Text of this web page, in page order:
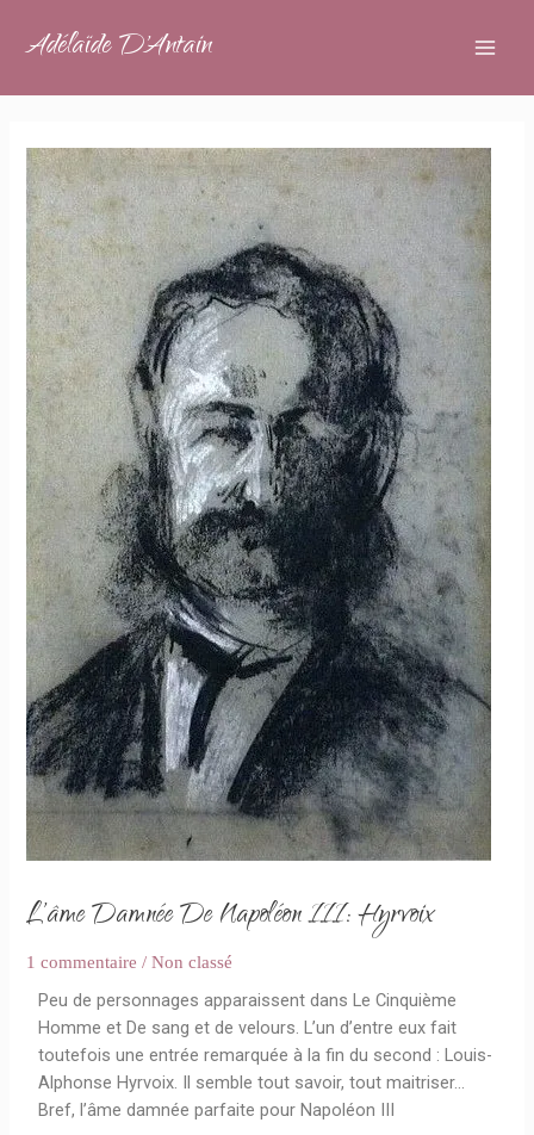
Adélaïde D'Antain
L’âme Damnée De Napoléon III: Hyrvoix
1 commentaire /Non classé
Peu de personnages apparaissent dans Le Cinquième
Homme et De sang et de velours. L’un d’entre eux fait
toutefois une entrée remarquée à la fin du second : Louis-
Alphonse Hyrvoix. Il semble tout savoir, tout maitriser…
Bref, l’âme damnée parfaite pour Napoléon III